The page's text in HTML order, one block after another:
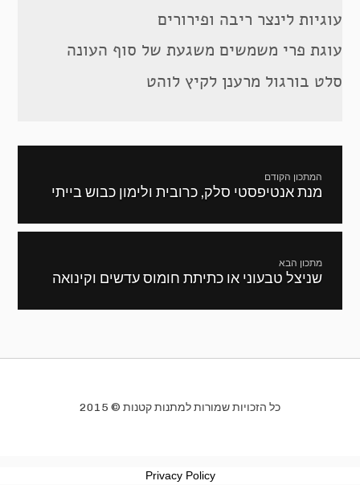
עוגיות לינצר ריבה ופירורים
עוגת פרי משמשים משגעת של סוף העונה
סלט בורגול מרענן לקיץ לוהט
המתכון הקודם
מתכון
מנת אנטיפסטי סלק, כרובית ולימון כבוש בייתי
מתכון הבא
המתכון
שניצל טבעוני או כתיתת חומוס עדשים וקינואה
כל הזכויות שמורות למתנות קטנות © 2015
Privacy Policy